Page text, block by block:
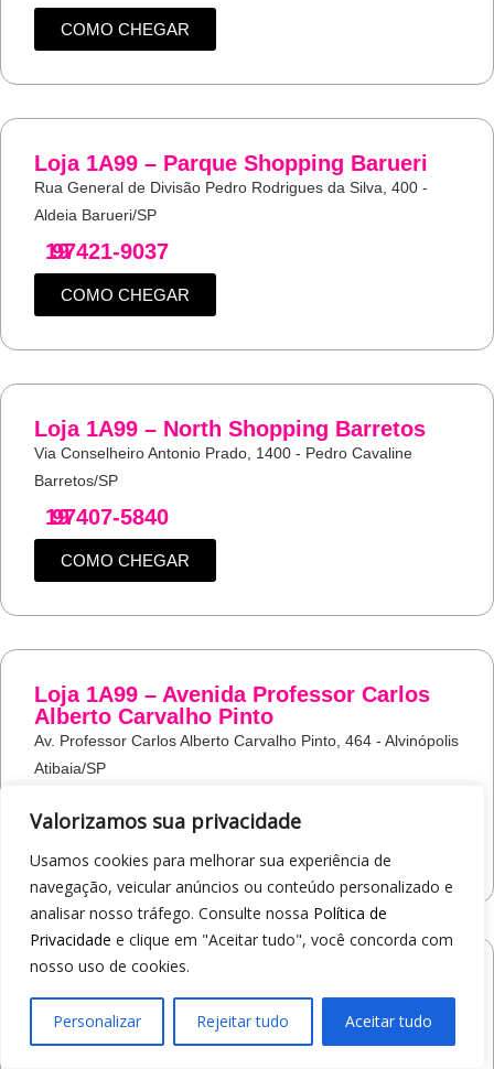
Valorizamos sua privacidade
Usamos cookies para melhorar sua experiência de
navegação, veicular anúncios ou conteúdo personalizado e
analisar nosso tráfego. Consulte nossa Política de
Privacidade e clique em "Aceitar tudo", você concorda com
nosso uso de cookies.
Personalizar Rejeitar tudo Aceitar tudo
COMO CHEGAR
Loja 1A99 – Parque Shopping Barueri
Rua General de Divisão Pedro Rodrigues da Silva, 400 -
Aldeia Barueri/SP
19
97421-9037
COMO CHEGAR
Loja 1A99 – North Shopping Barretos
Via Conselheiro Antonio Prado, 1400 - Pedro Cavaline
Barretos/SP
19
97407-5840
COMO CHEGAR
Loja 1A99 – Avenida Professor Carlos
Alberto Carvalho Pinto
Av. Professor Carlos Alberto Carvalho Pinto, 464 - Alvinópolis
Atibaia/SP